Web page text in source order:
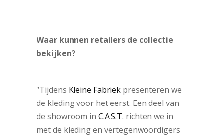
Waar kunnen retailers de collectie
bekijken?
“Tijdens Kleine Fabriek presenteren we
de kleding voor het eerst. Een deel van
de showroom in C.A.S.T. richten we in
met de kleding en vertegenwoordigers